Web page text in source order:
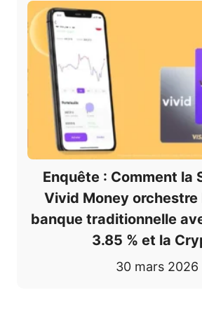
Enquête : Comment la
Vivid Money orchestre
banque traditionnelle
3.85 % et la
30 mars 2026